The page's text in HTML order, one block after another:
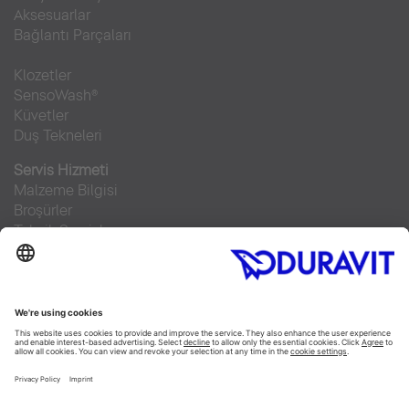
Aksesuarlar
Bağlantı Parçaları
Klozetler
SensoWash®
Küvetler
Duş Tekneleri
Servis Hizmeti
Malzeme Bilgisi
Broşürler
Teknik Servisler
Sıkça sorulan sorular
Facebook
Instagram
Pinterest
RSS-Feed
Flickr